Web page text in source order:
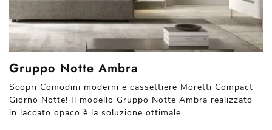
Gruppo Notte Ambra
Scopri Comodini moderni e cassettiere Moretti Compact
Giorno Notte! Il modello Gruppo Notte Ambra realizzato
in laccato opaco è la soluzione ottimale.